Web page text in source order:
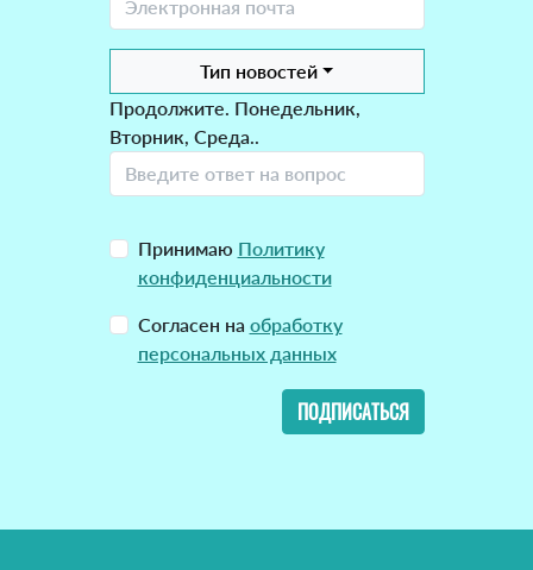
Тип новостей
Продолжите. Понедельник,
Вторник, Среда..
Принимаю Политику
конфиденциальности
Согласен на обработку
персональных данных
ПОДПИСАТЬСЯ